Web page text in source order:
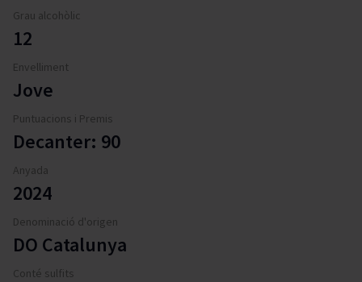
Grau alcohòlic
12
Envelliment
Jove
Puntuacions i Premis
Decanter: 90
Anyada
2024
Denominació d'origen
DO Catalunya
Conté sulfits